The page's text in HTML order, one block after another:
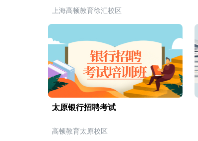
上海高顿教育徐汇校区
太原银行招聘考试
高顿教育太原校区